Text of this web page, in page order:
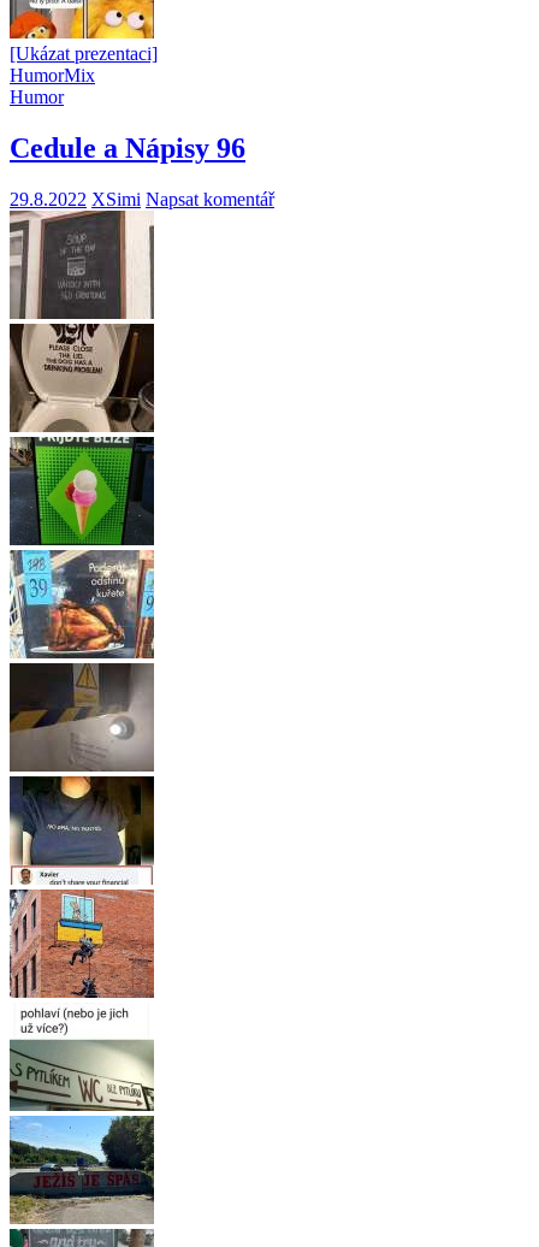
[Ukázat prezentaci]
HumorMix
Humor
Cedule a Nápisy 96
29.8.2022 XSimi Napsat komentář